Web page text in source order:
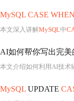
MySQL CASE WHEN
本文深入讲解MySQL中
AI如何帮你写出完美
本文介绍如何利用AI技术
MySQL UPDATE